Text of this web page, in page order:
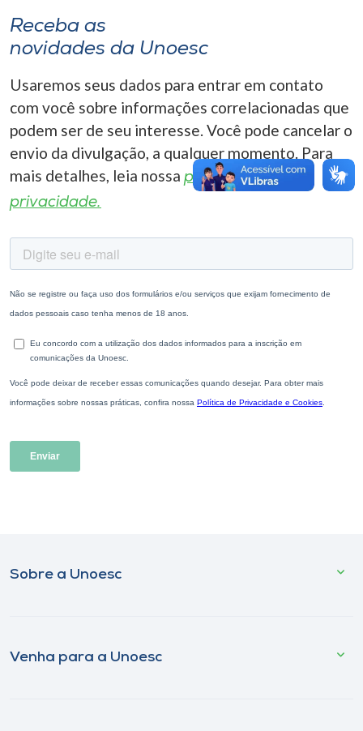
o idioma
A+
A-
Receba as
novidades da Unoesc
Usaremos seus dados para entrar em contato
com você sobre informações correlacionadas que
podem ser de seu interesse. Você pode cancelar o
envio da divulgação, a qualquer momento. Para
mais detalhes, leia nossa política de
privacidade.
Sobre a Unoesc
Venha para a Unoesc